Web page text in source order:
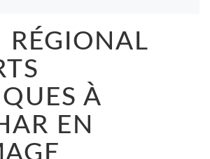
RÉGIONAL
À
EN